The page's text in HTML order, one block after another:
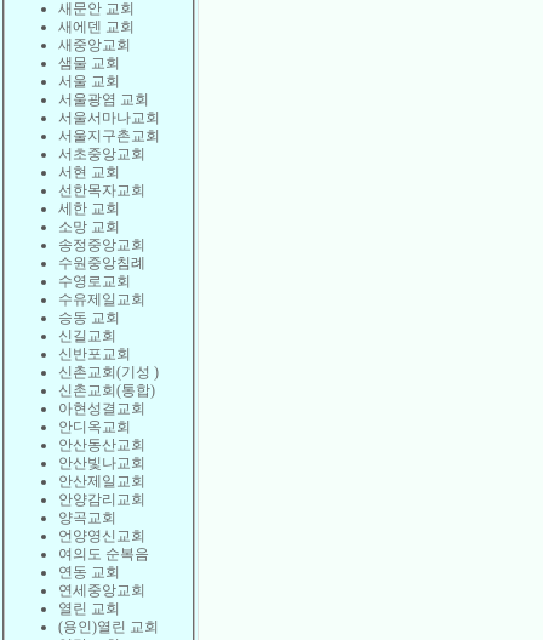
새문안 교회
새에덴 교회
새중앙교회
샘물 교회
서울 교회
서울광염 교회
서울서마나교회
서울지구촌교회
서초중앙교회
서현 교회
선한목자교회
세한 교회
소망 교회
송정중앙교회
수원중앙침례
수영로교회
수유제일교회
승동 교회
신길교회
신반포교회
신촌교회(기성 )
신촌교회(통합)
아현성결교회
안디옥교회
안산동산교회
안산빛나교회
안산제일교회
안양감리교회
양곡교회
언양영신교회
여의도 순복음
연동 교회
연세중앙교회
열린 교회
(용인)열린 교회